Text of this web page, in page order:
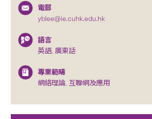
電郵
yblee@ie.cuhk.edu.hk
語言
英語, 廣東話
專業範疇
網絡理論, 互聯網及應用